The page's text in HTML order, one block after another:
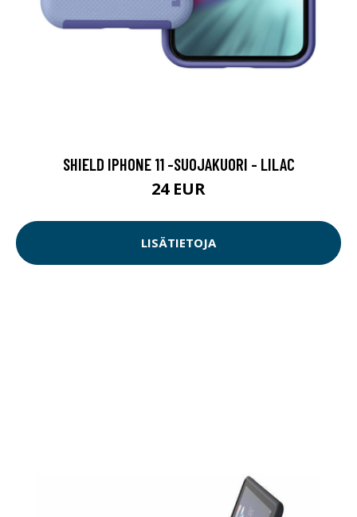
SHIELD IPHONE 11 -SUOJAKUORI - LILAC
24 EUR
LISÄTIETOJA